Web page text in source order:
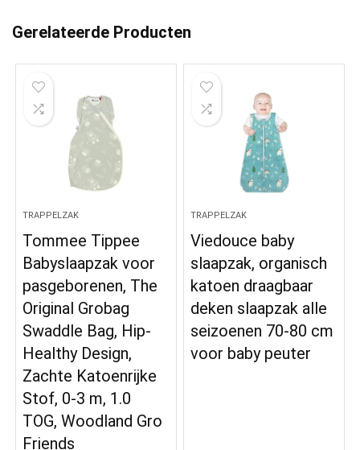
Gerelateerde Producten
TRAPPELZAK
Tommee Tippee
Babyslaapzak voor
pasgeborenen, The
Original Grobag
Swaddle Bag, Hip-
Healthy Design,
Zachte Katoenrijke
Stof, 0-3 m, 1.0
TOG, Woodland Gro
Friends
TRAPPELZAK
Viedouce baby
slaapzak, organisch
katoen draagbaar
deken slaapzak alle
seizoenen 70-80 cm
voor baby peuter